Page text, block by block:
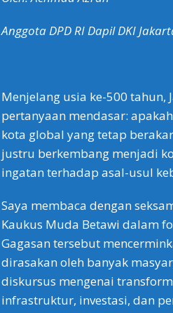
Anggota DPD RI Dapil DKI
Menjelang usia ke-500
pertanyaan mendasar:
kota global yang tetap
justru berkembang menjadi
ingatan terhadap asal-usul
Saya membaca dengan
Kaukus Muda Betawi dalam
Gagasan tersebut
dirasakan oleh banyak
diskursus mengenai
infrastruktur, investasi, dan